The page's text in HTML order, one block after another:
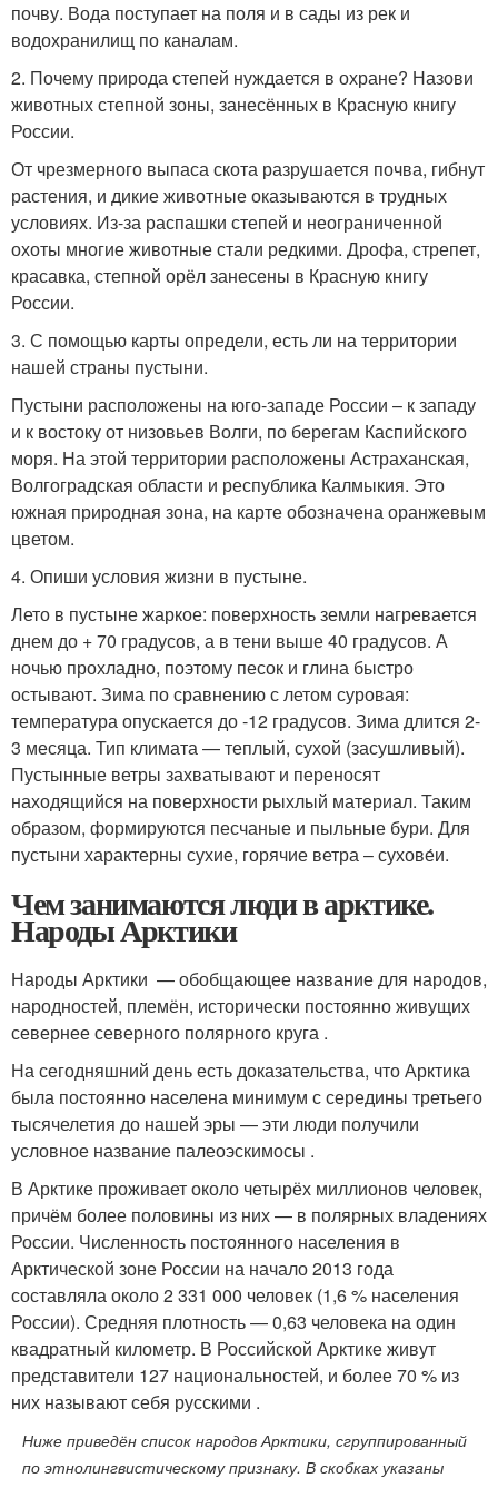
почву. Вода поступает на поля и в сады из рек и
водохранилищ по каналам.
2. Почему природа степей нуждается в охране? Назови
животных степной зоны, занесённых в Красную книгу
России.
От чрезмерного выпаса скота разрушается почва, гибнут
растения, и дикие животные оказываются в трудных
условиях. Из-за распашки степей и неограниченной
охоты многие животные стали редкими. Дрофа, стрепет,
красавка, степной орёл занесены в Красную книгу
России.
3. С помощью карты определи, есть ли на территории
нашей страны пустыни.
Пустыни расположены на юго-западе России – к западу
и к востоку от низовьев Волги, по берегам Каспийского
моря. На этой территории расположены Астраханская,
Волгоградская области и республика Калмыкия. Это
южная природная зона, на карте обозначена оранжевым
цветом.
4. Опиши условия жизни в пустыне.
Лето в пустыне жаркое: поверхность земли нагревается
днем до + 70 градусов, а в тени выше 40 градусов. А
ночью прохладно, поэтому песок и глина быстро
остывают. Зима по сравнению с летом суровая:
температура опускается до -12 градусов. Зима длится 2-
3 месяца. Тип климата — теплый, сухой (засушливый).
Пустынные ветры захватывают и переносят
находящийся на поверхности рыхлый материал. Таким
образом, формируются песчаные и пыльные бури. Для
пустыни характерны сухие, горячие ветра – сухове́и.
Чем занимаются люди в арктике.
Народы Арктики
Народы Арктики — обобщающее название для народов,
народностей, племён, исторически постоянно живущих
севернее северного полярного круга .
На сегодняшний день есть доказательства, что Арктика
была постоянно населена минимум с середины третьего
тысячелетия до нашей эры — эти люди получили
условное название палеоэскимосы .
В Арктике проживает около четырёх миллионов человек,
причём более половины из них — в полярных владениях
России. Численность постоянного населения в
Арктической зоне России на начало 2013 года
составляла около 2 331 000 человек (1,6 % населения
России). Средняя плотность — 0,63 человека на один
квадратный километр. В Российской Арктике живут
представители 127 национальностей, и более 70 % из
них называют себя русскими .
Ниже приведён список народов Арктики, сгруппированный
по этнолингвистическому признаку. В скобках указаны